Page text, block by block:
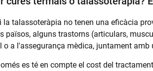
la talassoteràpia no tenen una eficàcia
països, alguns trastorns (articulars,
o a l'assegurança mèdica, juntament amb
es té en compte el cost del